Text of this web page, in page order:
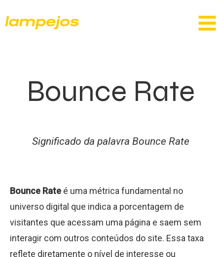
Bounce Rate
Significado da palavra Bounce Rate
Bounce Rate é uma métrica fundamental no
universo digital que indica a porcentagem de
visitantes que acessam uma página e saem sem
interagir com outros conteúdos do site. Essa taxa
reflete diretamente o nível de interesse ou